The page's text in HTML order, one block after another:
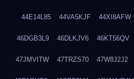
44E14L85 44VA5KJF 44XI8AFW
46DGB3L9 46DLKJV6 46KT56QV
47JMVITW 47TRZS70 47W8J2J2